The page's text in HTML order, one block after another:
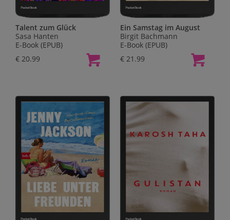
Talent zum Glück
Sasa Hanten
E-Book (EPUB)
€ 20.99
Ein Samstag im August
Birgit Bachmann
E-Book (EPUB)
€ 21.99